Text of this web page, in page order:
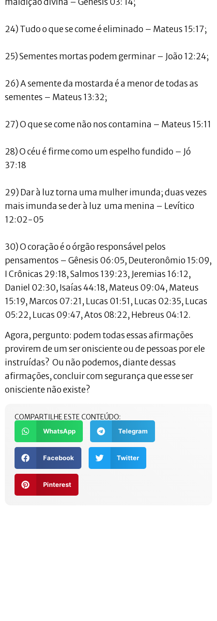
24) Tudo o que se come é eliminado – Mateus 15:17;
25) Sementes mortas podem germinar – João 12:24;
26) A semente da mostarda é a menor de todas as
sementes – Mateus 13:32;
27) O que se come não nos contamina – Mateus 15:11
28) O céu é firme como um espelho fundido – Jó
37:18
29) Dar à luz torna uma mulher imunda; duas vezes
mais imunda se der à luz uma menina – Levítico
12:02-05
30) O coração é o órgão responsável pelos
pensamentos – Gênesis 06:05, Deuteronômio 15:09,
I Crônicas 29:18, Salmos 139:23, Jeremias 16:12,
Daniel 02:30, Isaías 44:18, Mateus 09:04, Mateus
15:19, Marcos 07:21, Lucas 01:51, Lucas 02:35, Lucas
05:22, Lucas 09:47, Atos 08:22, Hebreus 04:12.
Agora, pergunto: podem todas essas afirmações
provirem de um ser onisciente ou de pessoas por ele
instruídas? Ou não podemos, diante dessas
afirmações, concluir com segurança que esse ser
onisciente não existe?
COMPARTILHE ESTE CONTEÚDO:
WhatsApp Telegram
Facebook Twitter
Pinterest